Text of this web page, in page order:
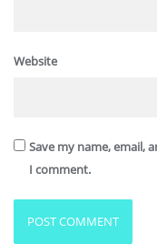
Website
Save my name, email,
I comment.